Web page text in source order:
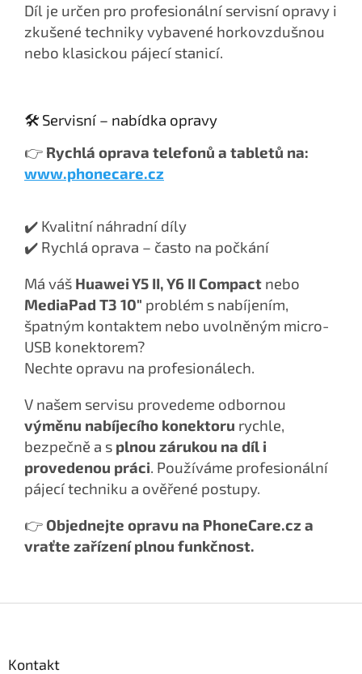
Díl je určen pro profesionální servisní opravy i
zkušené techniky vybavené horkovzdušnou
nebo klasickou pájecí stanicí.
🛠️ Servisní – nabídka opravy
👉 Rychlá oprava telefonů a tabletů na:
www.phonecare.cz
✔️ Kvalitní náhradní díly
✔️ Rychlá oprava – často na počkání
Má váš Huawei Y5 II, Y6 II Compact nebo
MediaPad T3 10" problém s nabíjením,
špatným kontaktem nebo uvolněným micro-
USB konektorem?
Nechte opravu na profesionálech.
V našem servisu provedeme odbornou
výměnu nabíjecího konektoru rychle,
bezpečně a s plnou zárukou na díl i
provedenou práci. Používáme profesionální
pájecí techniku a ověřené postupy.
👉 Objednejte opravu na PhoneCare.cz a
vraťte zařízení plnou funkčnost.
Kontakt